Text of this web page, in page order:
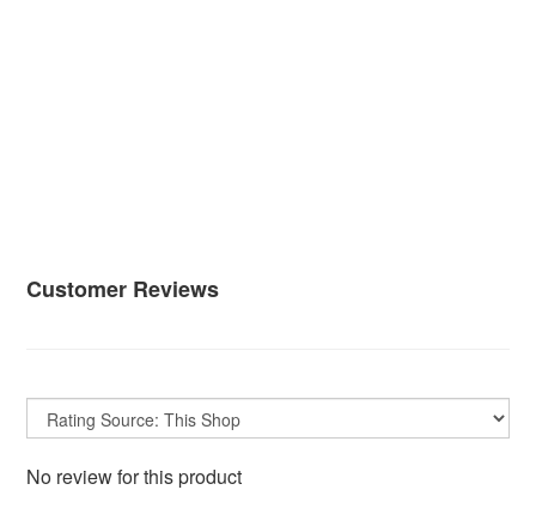
Customer Reviews
No review for this product